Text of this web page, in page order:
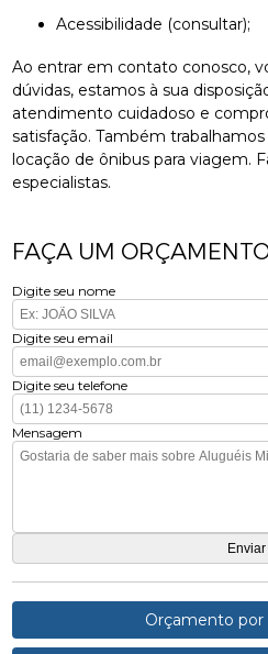
Acessibilidade (consultar);
Ao entrar em contato conosco,
dúvidas, estamos à sua
atendimento cuidadoso e
satisfação. Também
locação de ônibus para viagem.
especialistas.
FAÇA UM
Digite seu nome
Digite seu email
Digite seu telefone
Mensagem
Orçamento por